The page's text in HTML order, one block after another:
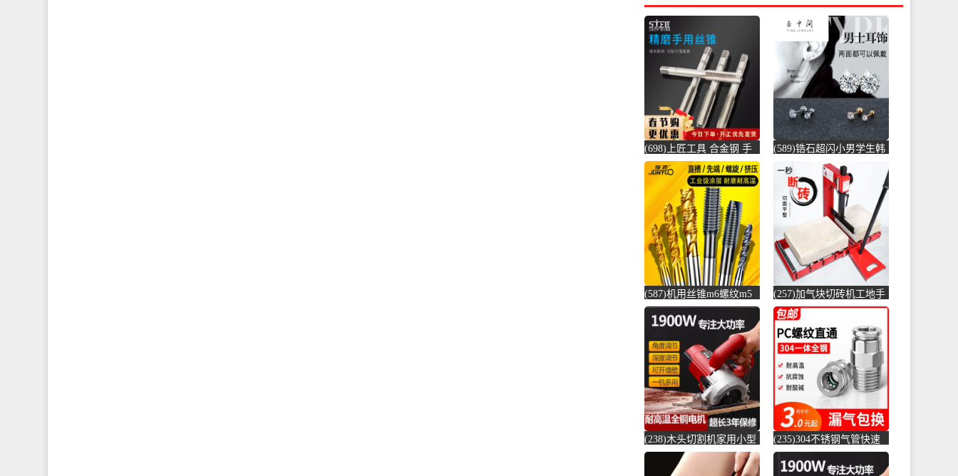
(698)上匠工具 合金钢 手
用丝锥攻螺纹工具攻丝丝
攻套丝m-螺纹钢(上匠工具
旗舰店仅售5.8元)
(589)锆石超闪小男学生韩
版耳骨钉钛钢养耳棒防过
敏圆珠女儿-圆棒钢(正中
间旗舰店仅售5.6元)
(587)机用丝锥m6螺纹m5
攻丝m3钻头m8丝攻m10不
锈-螺纹钢(俊拓五金旗舰
(257)加气块切砖机工地手
动轻质砖压砖机带钢尺水
泥砖泡沫砖-水泥切割机
(贞美旗舰店仅售390元)
(238)木头切割机家用小型
切水泥地面金属钢材机两
用新款切槽-水泥切割机
(235)304不锈钢气管快速
接头快插气动快接螺纹高
压气嘴直-螺纹钢(卓成五